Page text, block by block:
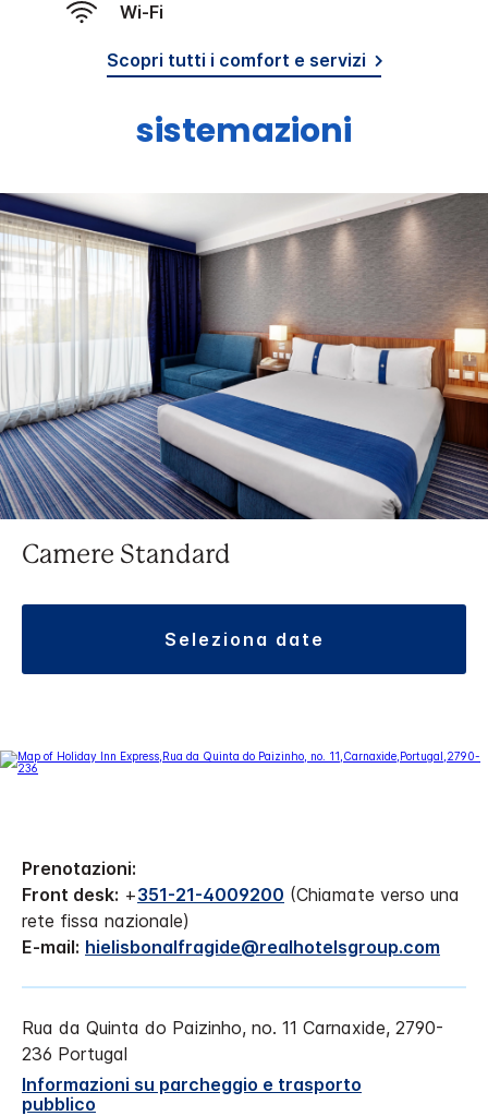
Wi-Fi
Scopri tutti i comfort e servizi
sistemazioni
Camere Standard
seleziona date
Prenotazioni:
Front desk: +351-21-4009200 (Chiamate verso una
rete fissa nazionale)
E-mail: hielisbonalfragide@realhotelsgroup.com
Rua da Quinta do Paizinho, no. 11 Carnaxide, 2790-
236 Portugal
Informazioni su parcheggio e trasporto
pubblico